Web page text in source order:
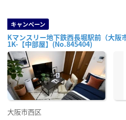
キャンペーン
Kマンスリー地下鉄西長堀駅前（大阪
1K-【中部屋】(No.845404)
大阪市西区